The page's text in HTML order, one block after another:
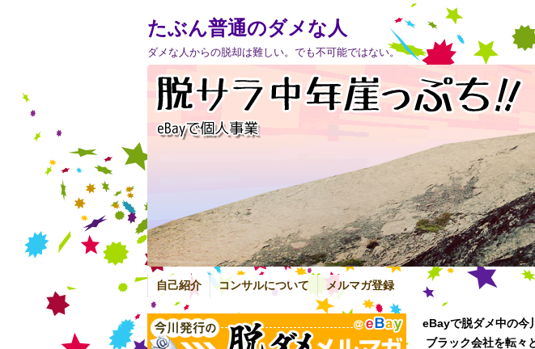
たぶん普通のダメな人
ダメな人からの脱却は難しい。でも不可能ではない。
自己紹介 コンサルについて メルマガ登録